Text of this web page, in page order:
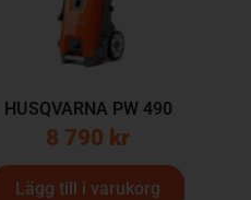
HUSQVARNA PW 490
8 790 kr
Lägg till i varukorg